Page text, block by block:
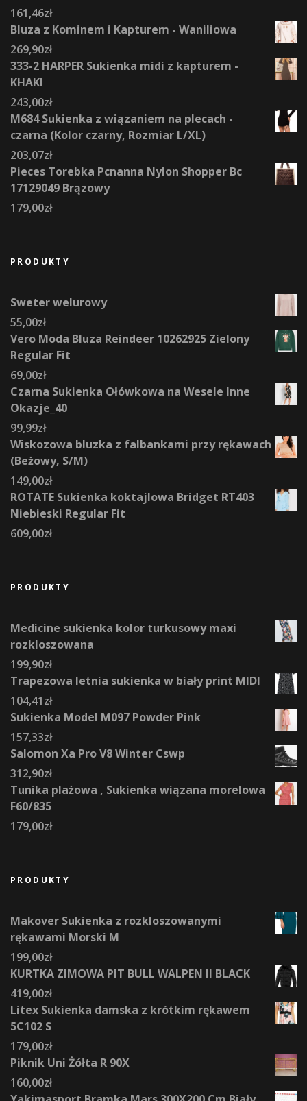
161,46zł
Bluza z Kominem i Kapturem - Waniliowa
269,90zł
333-2 HARPER Sukienka midi z kapturem -
KHAKI
243,00zł
M684 Sukienka z wiązaniem na plecach -
czarna (Kolor czarny, Rozmiar L/XL)
203,07zł
Pieces Torebka Pcnanna Nylon Shopper Bc
17129049 Brązowy
179,00zł
PRODUKTY
Sweter welurowy
55,00zł
Vero Moda Bluza Reindeer 10262925 Zielony
Regular Fit
69,00zł
Czarna Sukienka Ołówkowa na Wesele Inne
Okazje_40
99,99zł
Wiskozowa bluzka z falbankami przy rękawach
(Beżowy, S/M)
149,00zł
ROTATE Sukienka koktajlowa Bridget RT403
Niebieski Regular Fit
609,00zł
PRODUKTY
Medicine sukienka kolor turkusowy maxi
rozkloszowana
199,90zł
Trapezowa letnia sukienka w biały print MIDI
104,41zł
Sukienka Model M097 Powder Pink
157,33zł
Salomon Xa Pro V8 Winter Cswp
312,90zł
Tunika plażowa , Sukienka wiązana morelowa
F60/835
179,00zł
PRODUKTY
Makover Sukienka z rozkloszowanymi
rękawami Morski M
199,00zł
KURTKA ZIMOWA PIT BULL WALPEN II BLACK
419,00zł
Litex Sukienka damska z krótkim rękawem
5C102 S
179,00zł
Piknik Uni Żółta R 90X
160,00zł